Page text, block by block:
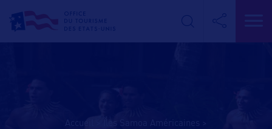
Accueil Îles Samoa Américaines